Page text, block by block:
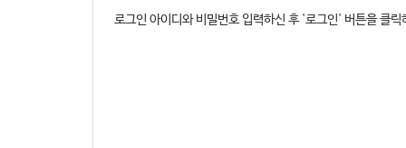
로그인 아이디와 비밀번호 입력하신 후 '로그인' 버튼을 클릭